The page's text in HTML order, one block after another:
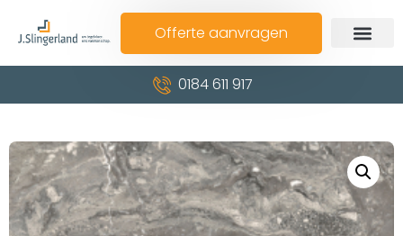
Offerte aanvragen
0184 611 917